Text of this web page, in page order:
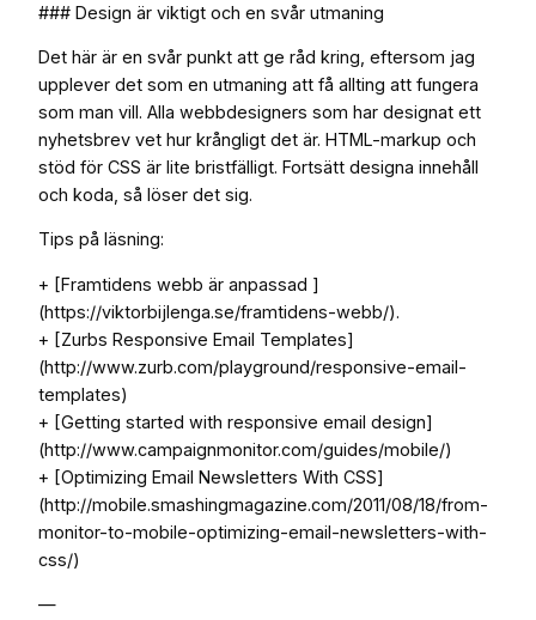
### Design är viktigt och en svår utmaning
Det här är en svår punkt att ge råd kring, eftersom jag
upplever det som en utmaning att få allting att fungera
som man vill. Alla webbdesigners som har designat ett
nyhetsbrev vet hur krångligt det är. HTML-markup och
stöd för CSS är lite bristfälligt. Fortsätt designa innehåll
och koda, så löser det sig.
Tips på läsning:
+ [Framtidens webb är anpassad ]
(https://viktorbijlenga.se/framtidens-webb/).
+ [Zurbs Responsive Email Templates]
(http://www.zurb.com/playground/responsive-email-
templates)
+ [Getting started with responsive email design]
(http://www.campaignmonitor.com/guides/mobile/)
+ [Optimizing Email Newsletters With CSS]
(http://mobile.smashingmagazine.com/2011/08/18/from-
monitor-to-mobile-optimizing-email-newsletters-with-
css/)
—